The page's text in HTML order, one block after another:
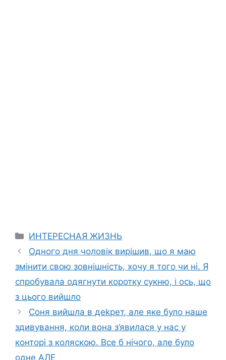
Categories
ИНТЕРЕСНАЯ ЖИЗНЬ
Одного дня чоловік вирішив, що я маю
змінити свою зовнішність, хочу я того чи ні. Я
спробувала одягнути коротку сукню, і ось, що
з цього вийшло
Соня вийшла в деkрет, але яке було наше
здивування, коли вона з’явилася у нас у
конторі з коляскою. Все б нічого, але було
одне АЛЕ